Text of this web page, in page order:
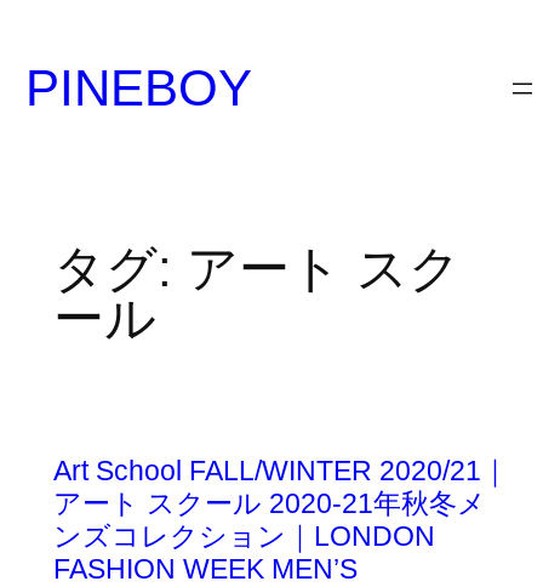
PINEBOY
タグ: アート スク
ール
Art School FALL/WINTER 2020/21｜
アート スクール 2020-21年秋冬メ
ンズコレクション｜LONDON
FASHION WEEK MEN’S